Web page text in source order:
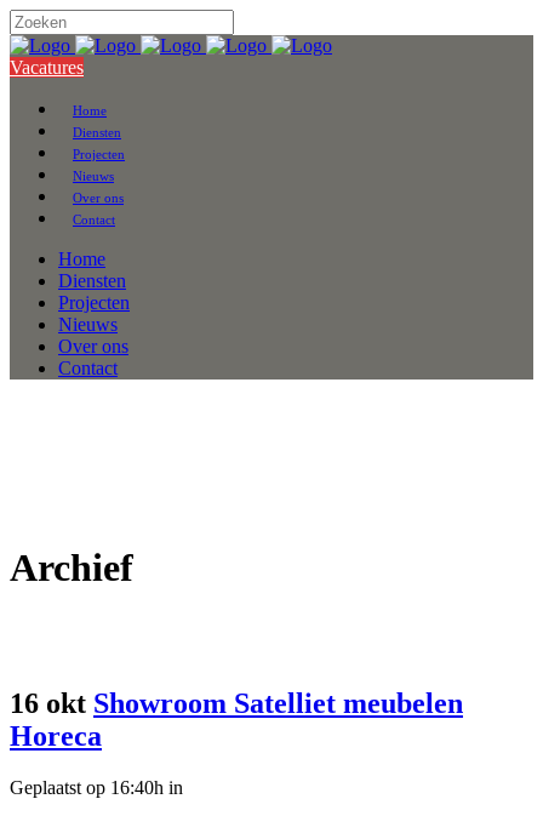
Vacatures
Home
Diensten
Projecten
Nieuws
Over ons
Contact
Home
Diensten
Projecten
Nieuws
Over ons
Contact
Archief
16 okt Showroom Satelliet meubelen
Horeca
Geplaatst op 16:40h in